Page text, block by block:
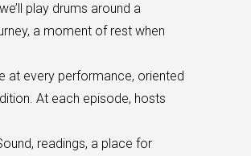
play drums around a
a moment of rest when
at every performance, oriented
At each episode, hosts
readings, a place for